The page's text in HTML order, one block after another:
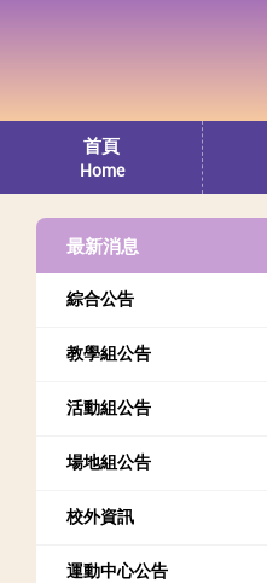
首頁
Home
最新消息
綜合公告
教學組公告
活動組公告
場地組公告
校外資訊
運動中心公告